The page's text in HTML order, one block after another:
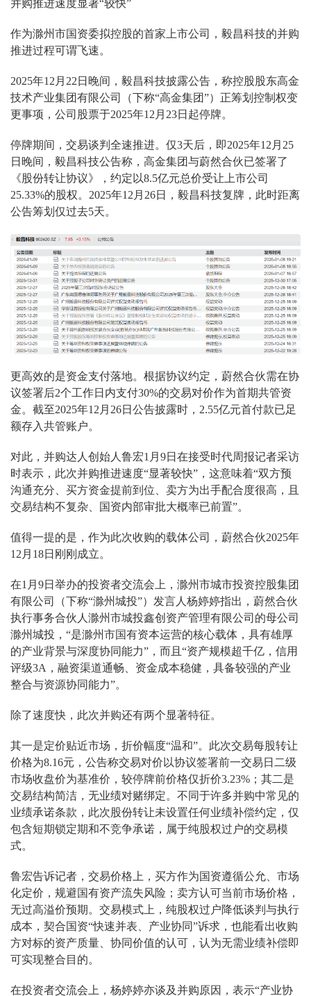
并购推进速度显著“较快”
作为滁州市国资委拟控股的首家上市公司，毅昌科技的并购
推进过程可谓飞速。
2025年12月22日晚间，毅昌科技披露公告，称控股股东高金
技术产业集团有限公司（下称“高金集团”）正筹划控制权变
更事项，公司股票于2025年12月23日起停牌。
停牌期间，交易谈判全速推进。仅3天后，即2025年12月25
日晚间，毅昌科技公告称，高金集团与蔚然合伙已签署了
《股份转让协议》，约定以8.5亿元总价受让上市公司
25.33%的股权。2025年12月26日，毅昌科技复牌，此时距离
公告筹划仅过去5天。
更高效的是资金支付落地。根据协议约定，蔚然合伙需在协
议签署后2个工作日内支付30%的交易对价作为首期共管资
金。截至2025年12月26日公告披露时，2.55亿元首付款已足
额存入共管账户。
对此，并购达人创始人鲁宏1月9日在接受时代周报记者采访
时表示，此次并购推进速度“显著较快”，这意味着“双方预
沟通充分、买方资金提前到位、卖方为出手配合度很高，且
交易结构不复杂、国资内部审批大概率已前置”。
值得一提的是，作为此次收购的载体公司，蔚然合伙2025年
12月18日刚刚成立。
在1月9日举办的投资者交流会上，滁州市城市投资控股集团
有限公司（下称“滁州城投”）发言人杨婷婷指出，蔚然合伙
执行事务合伙人滁州市城投鑫创资产管理有限公司的母公司
滁州城投，“是滁州市国有资本运营的核心载体，具有雄厚
的产业背景与深度协同能力”，而且“资产规模超千亿，信用
评级3A，融资渠道通畅、资金成本稳健，具备较强的产业
整合与资源协同能力”。
除了速度快，此次并购还有两个显著特征。
其一是定价贴近市场，折价幅度“温和”。此次交易每股转让
价格为8.16元，公告称交易对价以协议签署前一交易日二级
市场收盘价为基准价，较停牌前价格仅折价3.23%；其二是
交易结构简洁，无业绩对赌绑定。不同于许多并购中常见的
业绩承诺条款，此次股份转让未设置任何业绩补偿约定，仅
包含短期锁定期和不竞争承诺，属于纯股权过户的交易模
式。
鲁宏告诉记者，交易价格上，买方作为国资遵循公允、市场
化定价，规避国有资产流失风险；卖方认可当前市场价格，
无过高溢价预期。交易模式上，纯股权过户降低谈判与执行
成本，契合国资“快速并表、产业协同”诉求，也能看出收购
方对标的资产质量、协同价值的认可，认为无需业绩补偿即
可实现整合目的。
在投资者交流会上，杨婷婷亦谈及并购原因，表示“产业协